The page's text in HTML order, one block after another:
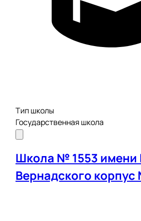
Тип школы
Государственная школа
Школа № 1553 имени
Вернадского